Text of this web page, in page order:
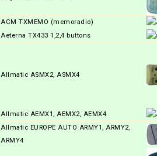
ACM TXMEMO (memoradio)
Aeterna TX433 1,2,4 buttons
Allmatic ASMX2, ASMX4
Allmatic AEMX1, AEMX2, AEMX4
Allmatic EUROPE AUTO ARMY1, ARMY2,
ARMY4